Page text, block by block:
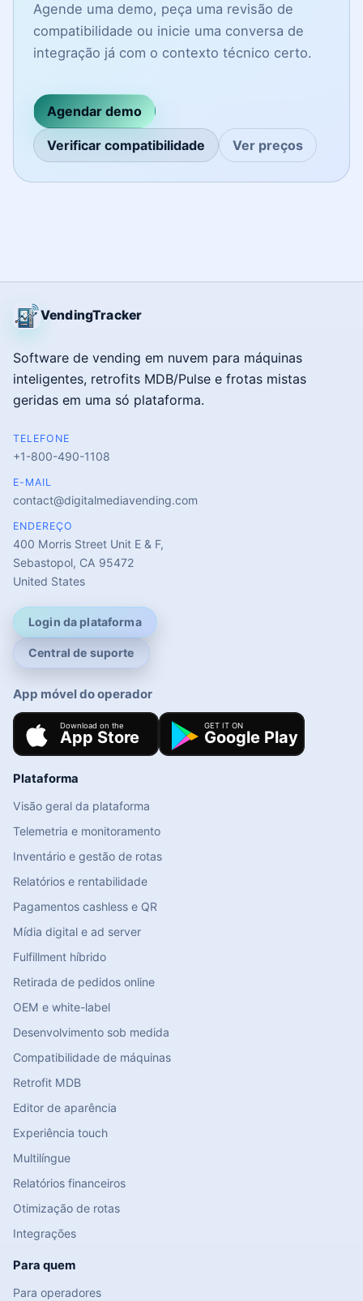
Agende uma demo, peça uma revisão de
compatibilidade ou inicie uma conversa de
integração já com o contexto técnico certo.
Agendar demo
Verificar compatibilidade Ver preços
VendingTracker
Software de vending em nuvem para máquinas
inteligentes, retrofits MDB/Pulse e frotas mistas
geridas em uma só plataforma.
TELEFONE
+1-800-490-1108
E-MAIL
contact@digitalmediavending.com
ENDEREÇO
400 Morris Street Unit E & F,
Sebastopol, CA 95472
United States
Login da plataforma
Central de suporte
App móvel do operador
Plataforma
Visão geral da plataforma
Telemetria e monitoramento
Inventário e gestão de rotas
Relatórios e rentabilidade
Pagamentos cashless e QR
Mídia digital e ad server
Fulfillment híbrido
Retirada de pedidos online
OEM e white-label
Desenvolvimento sob medida
Compatibilidade de máquinas
Retrofit MDB
Editor de aparência
Experiência touch
Multilíngue
Relatórios financeiros
Otimização de rotas
Integrações
Para quem
Para operadores